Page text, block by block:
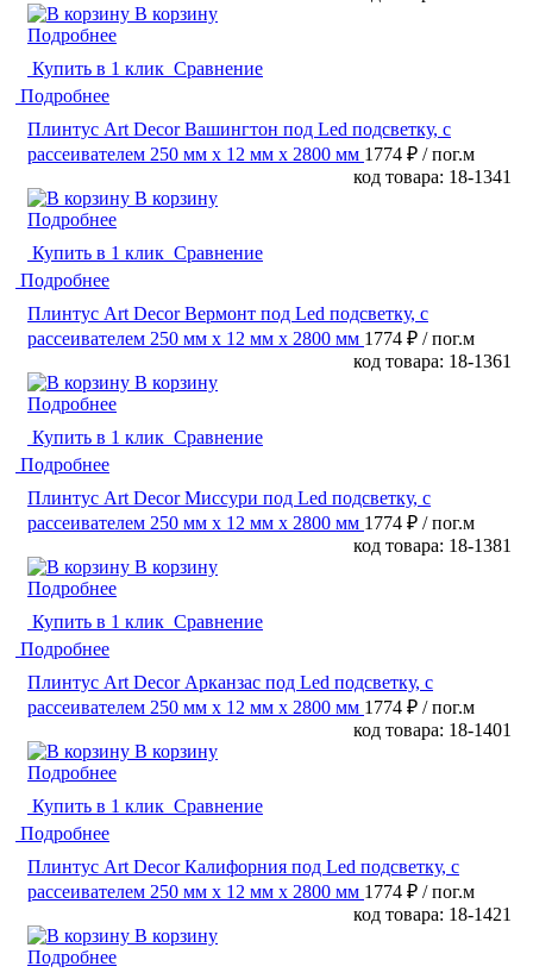
В корзину
Подробнее
Купить в 1 клик Сравнение
Подробнее
Плинтус Art Decor Вашингтон под Led подсветку, с
рассеивателем 250 мм х 12 мм х 2800 мм 1774 ₽ / пог.м
код товара: 18-1341
В корзину
Подробнее
Купить в 1 клик Сравнение
Подробнее
Плинтус Art Decor Вермонт под Led подсветку, с
рассеивателем 250 мм х 12 мм х 2800 мм 1774 ₽ / пог.м
код товара: 18-1361
В корзину
Подробнее
Купить в 1 клик Сравнение
Подробнее
Плинтус Art Decor Миссури под Led подсветку, с
рассеивателем 250 мм х 12 мм х 2800 мм 1774 ₽ / пог.м
код товара: 18-1381
В корзину
Подробнее
Купить в 1 клик Сравнение
Подробнее
Плинтус Art Decor Арканзас под Led подсветку, с
рассеивателем 250 мм х 12 мм х 2800 мм 1774 ₽ / пог.м
код товара: 18-1401
В корзину
Подробнее
Купить в 1 клик Сравнение
Подробнее
Плинтус Art Decor Калифорния под Led подсветку, с
рассеивателем 250 мм х 12 мм х 2800 мм 1774 ₽ / пог.м
код товара: 18-1421
В корзину
Подробнее